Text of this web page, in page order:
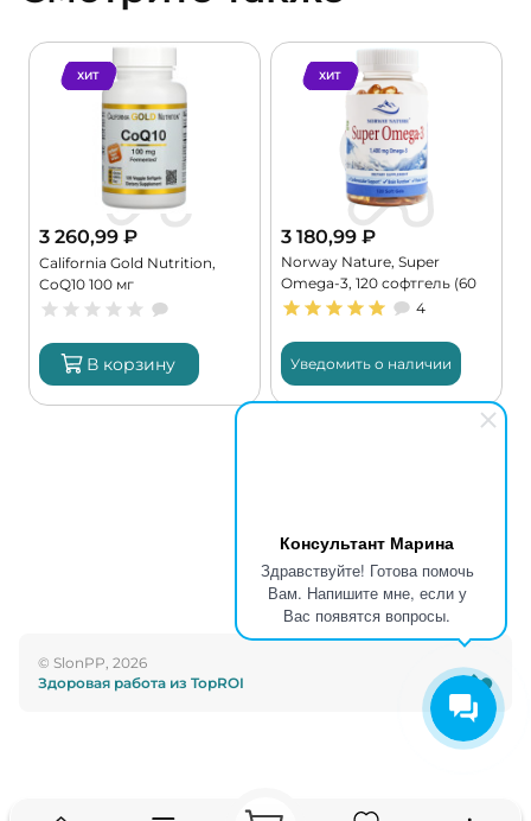
Консультант Марина
Здравствуйте! Готова помочь
Вам. Напишите мне, если у
Вас появятся вопросы.
ХИТ
3 260,99 ₽
California Gold Nutrition,
CoQ10 100 мг
В корзину
ХИТ
3 180,99 ₽
Norway Nature, Super
Omega-3, 120 софтгель (60
порций)
4
Уведомить о наличии
© SlonPP, 2026
Здоровая работа из TopROI